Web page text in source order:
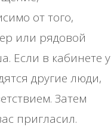
от того,
или рядовой
Если в кабинете у
другие люди,
Затем
пригласил.